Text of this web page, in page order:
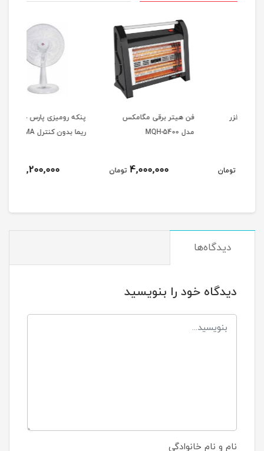
فن هیتر برقی مگامکس
4,000,000 تومان
پنکه رومیزی پارس خزر مدل
ریما بدون کنترل RIMA
6,200,000 تومان
دیدگاه‌ها
دیدگاه خود را بنویسید
نام و نام خانوادگی